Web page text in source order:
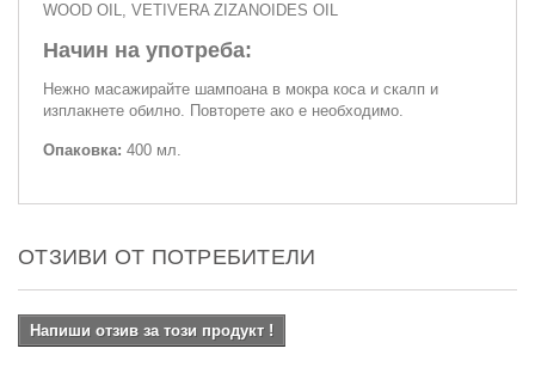
WOOD OIL, VETIVERA ZIZANOIDES OIL
Начин на употреба:
Нежно масажирайте шампоана в мокра коса и скалп и
изплакнете обилно. Повторете ако е необходимо.
Опаковка: 400 мл.
ОТЗИВИ ОТ ПОТРЕБИТЕЛИ
Напиши отзив за този продукт !